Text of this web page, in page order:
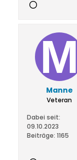
Manne
Veteran
Dabei seit:
09.10.2023
Beiträge: 1165